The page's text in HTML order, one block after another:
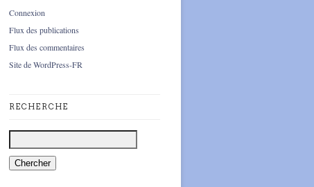
Connexion
Flux des publications
Flux des commentaires
Site de WordPress-FR
RECHERCHE